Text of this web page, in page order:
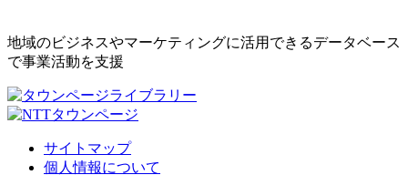
地域のビジネスやマーケティングに活用できるデータベース
で事業活動を支援
サイトマップ
個人情報について